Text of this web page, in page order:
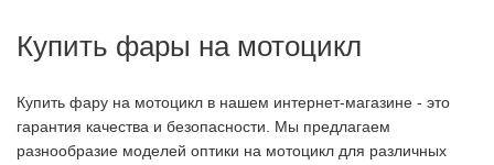
Купить фары на мотоцикл
Купить фару на мотоцикл в нашем интернет-магазине - это
гарантия качества и безопасности. Мы предлагаем
разнообразие моделей оптики на мотоцикл для различных